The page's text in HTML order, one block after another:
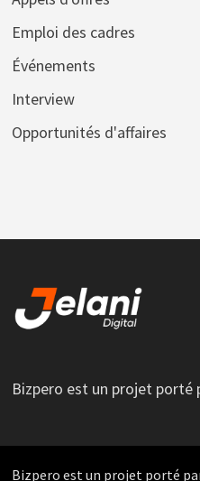
Emploi des cadres
Événements
Interview
Opportunités d'affaires
Bizpero est un projet porté
Bizpero est un projet porté